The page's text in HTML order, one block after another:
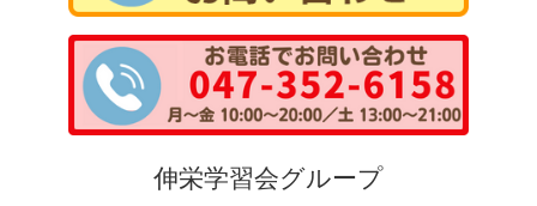
伸栄学習会グループ